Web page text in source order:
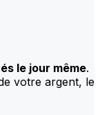
le jour même.
votre argent, le